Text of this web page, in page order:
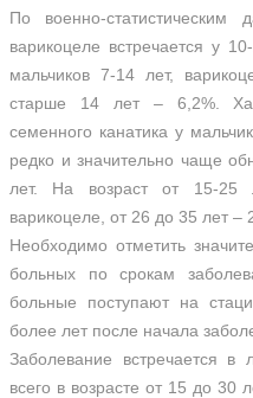
По военно-статистическим
варикоцеле встречается у
мальчиков 7-14 лет,
старше 14 лет – 6,2%.
семенного канатика у
редко и значительно чаще
лет. На возраст от 15-25
варикоцеле, от 26 до 35 лет –
Необходимо отметить
больных по срокам
больные поступают на
более лет после начала
Заболевание встречается
всего в возрасте от 15 до 30